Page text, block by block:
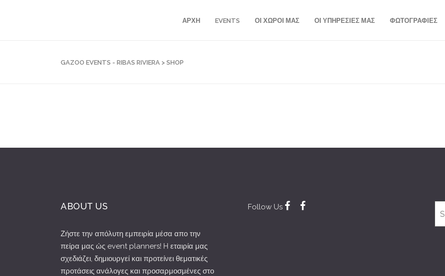
ΑΡΧΗ EVENTS ΟΙ ΧΩΡΟΙ ΜΑΣ ΟΙ ΥΠΗΡΕΣΙΕΣ ΜΑΣ ΦΩΤΟΓΡΑΦΙΕΣ
GAZOO EVENTS - RIBAS RIVIERA > SHOP
ABOUT US
Ζήστε την απόλυτη εμπειρία μέσα απο την
πείρα μας ώς event planners! H εταιρία μας
σχεδιάζει, δημιουργεί και προτείνει θεματικές
προτάσεις ανάλογες και προσαρμοσμένες στο
Follow Us